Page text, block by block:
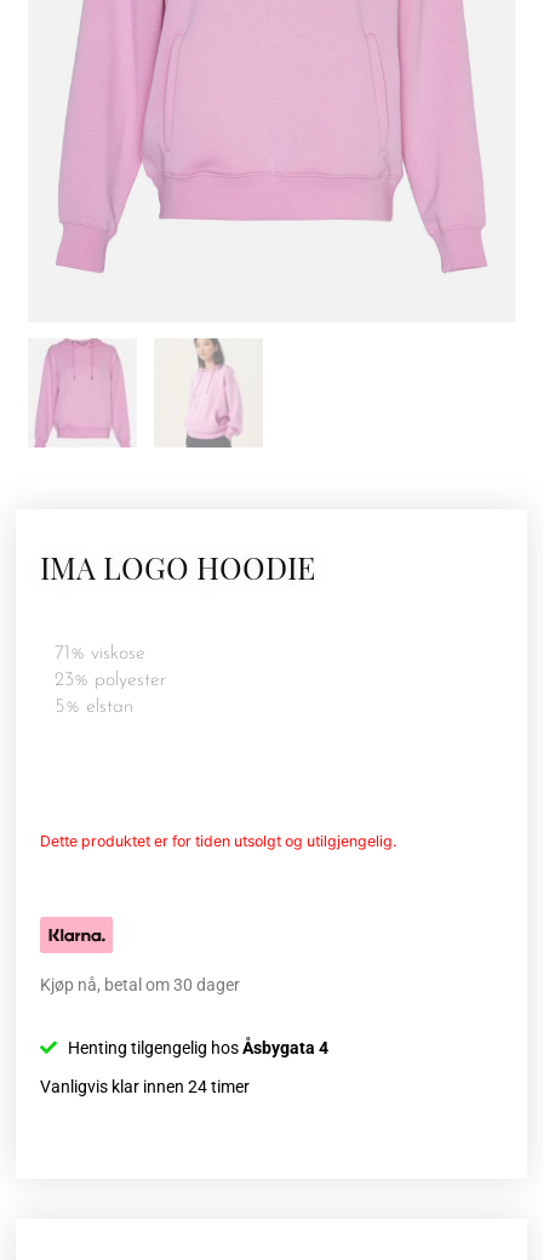
IMA LOGO HOODIE
71% viskose
23% polyester
5% elstan
Dette produktet er for tiden utsolgt og utilgjengelig.
Kjøp nå, betal om 30 dager
Henting tilgengelig hosÅsbygata 4
Vanligvis klar innen 24 timer